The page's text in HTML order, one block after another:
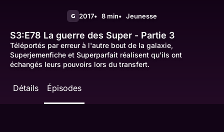
G 2017 8 min Jeunesse
S3:E78 La guerre des Super - Partie 3
Téléportés par erreur à l'autre bout de la galaxie,
Superjemenfiche et Superparfait réalisent qu'ils ont
échangés leurs pouvoirs lors du transfert.
Détails Épisodes